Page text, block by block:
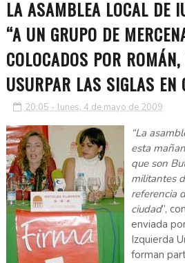
LA ASAMBLEA LOCAL DE
“A UN GRUPO DE
COLOCADOS POR
USURPAR LAS SIGLAS EN
20:05 - lunes, 4 de mayo de 2009
“La
esta
que son
militantes
referencia
ciudad”,
enviada
Izquierda
forman